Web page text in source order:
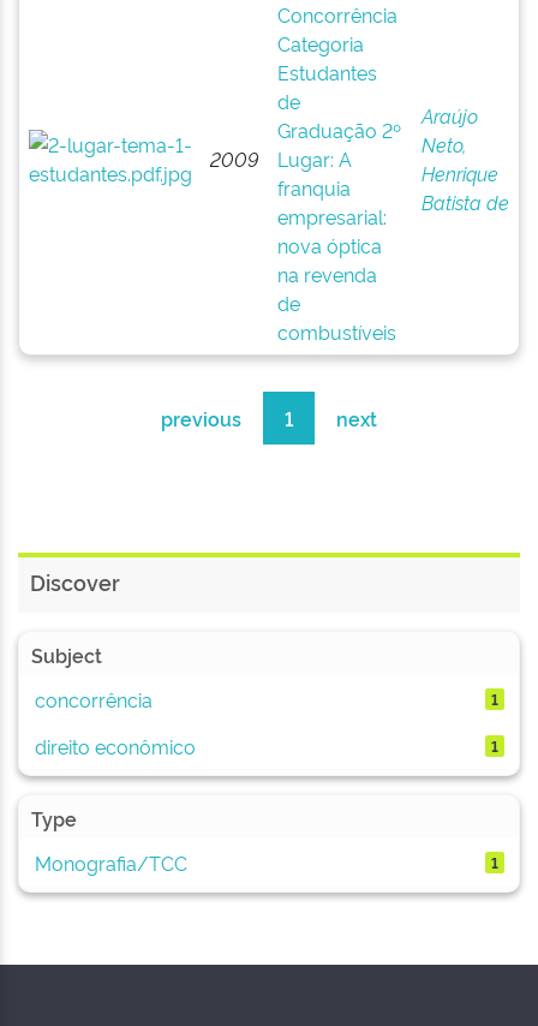
2009
Concorrência
Categoria
Estudantes
de
Graduação 2º
Lugar: A
franquia
empresarial:
nova óptica
na revenda
de
combustíveis
Araújo
Neto,
Henrique
Batista de
previous 1 next
Discover
Subject
concorrência
1
direito econômico 1
Type
Monografia/TCC
1